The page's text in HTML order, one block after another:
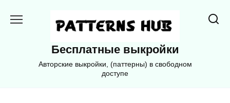
Бесплатные выкройки
Авторские выкройки, (паттерны) в свободном
доступе